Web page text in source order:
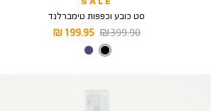
סט כובע וכפפות טימברלנד
מחיר
מוצר
199.95 ₪
מחיר
399.90 ₪
צבע
BLACK